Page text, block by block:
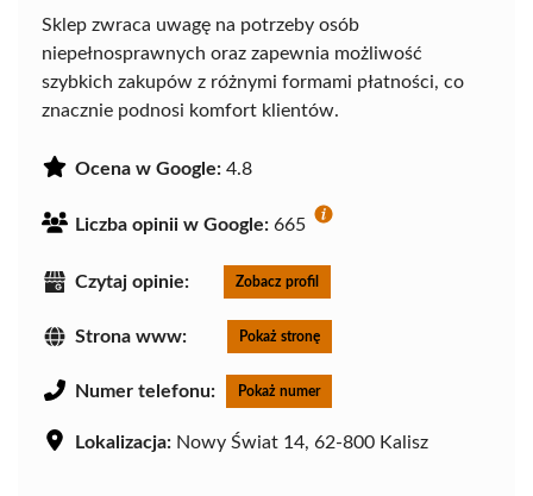
Sklep zwraca uwagę na potrzeby osób
niepełnosprawnych oraz zapewnia możliwość
szybkich zakupów z różnymi formami płatności, co
znacznie podnosi komfort klientów.
Ocena w Google: 4.8
Liczba opinii w Google: 665
Czytaj opinie: Zobacz profil
Strona www: Pokaż stronę
Numer telefonu: Pokaż numer
Lokalizacja: Nowy Świat 14, 62-800 Kalisz